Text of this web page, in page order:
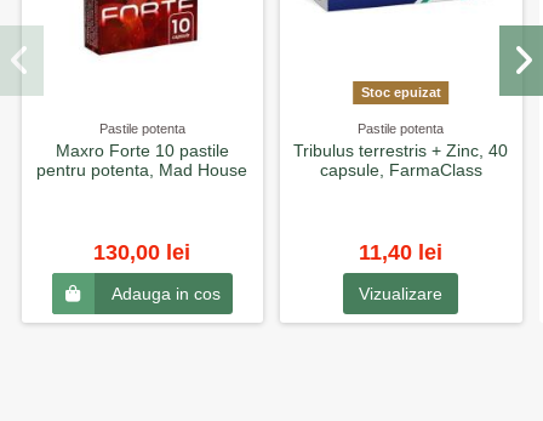
Pastile potenta
Maxro Forte 10 pastile
pentru potenta, Mad House
130,00 lei
Adauga in cos
Stoc epuizat
Pastile potenta
Tribulus terrestris + Zinc, 40
capsule, FarmaClass
11,40 lei
Vizualizare